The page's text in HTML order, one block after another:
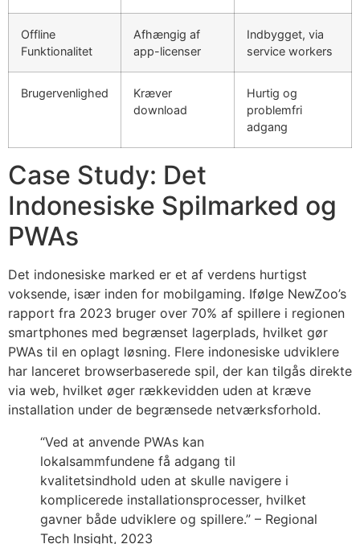
Offline
Funktionalitet
Afhængig af
app-licenser
Indbygget, via
service workers
Brugervenlighed
Kræver
download
Hurtig og
problemfri
adgang
Case Study: Det
Indonesiske Spilmarked og
PWAs
Det indonesiske marked er et af verdens hurtigst
voksende, især inden for mobilgaming. Ifølge NewZoo’s
rapport fra 2023 bruger over 70% af spillere i regionen
smartphones med begrænset lagerplads, hvilket gør
PWAs til en oplagt løsning. Flere indonesiske udviklere
har lanceret browserbaserede spil, der kan tilgås direkte
via web, hvilket øger rækkevidden uden at kræve
installation under de begrænsede netværksforhold.
“Ved at anvende PWAs kan
lokalsammfundene få adgang til
kvalitetsindhold uden at skulle navigere i
komplicerede installationsprocesser, hvilket
gavner både udviklere og spillere.” – Regional
Tech Insight, 2023